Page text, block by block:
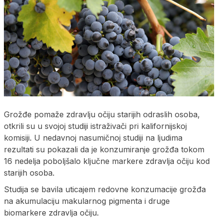
Grožđe pomaže zdravlju očiju starijih odraslih osoba,
otkrili su u svojoj studiji istraživači pri kalifornijskoj
komisiji. U nedavnoj nasumičnoj studiji na ljudima
rezultati su pokazali da je konzumiranje grožđa tokom
16 nedelja poboljšalo ključne markere zdravlja očiju kod
starijih osoba.
Studija se bavila uticajem redovne konzumacije grožđa
na akumulaciju makularnog pigmenta i druge
biomarkere zdravlja očiju.